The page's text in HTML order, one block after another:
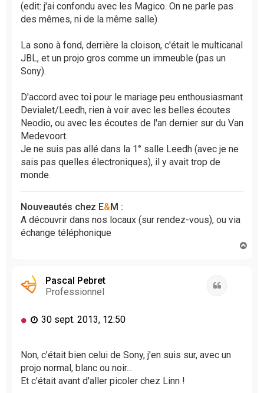
(edit: j'ai confondu avec les Magico. On ne parle pas
des mêmes, ni de la même salle)
La sono à fond, derrière la cloison, c'était le multicanal
JBL, et un projo gros comme un immeuble (pas un
Sony).
D'accord avec toi pour le mariage peu enthousiasmant
Devialet/Leedh, rien à voir avec les belles écoutes
Neodio, ou avec les écoutes de l'an dernier sur du Van
Medevoort.
Je ne suis pas allé dans la 1° salle Leedh (avec je ne
sais pas quelles électroniques), il y avait trop de
monde.
Nouveautés chez E&M :
A découvrir dans nos locaux (sur rendez-vous), ou via
échange téléphonique
Pascal Pebret
Professionnel
M
s
a
g
e
30 sept. 2013, 12:50
Non, c’était bien celui de Sony, j'en suis sur, avec un
projo normal, blanc ou noir...
Et c'était avant d'aller picoler chez Linn !